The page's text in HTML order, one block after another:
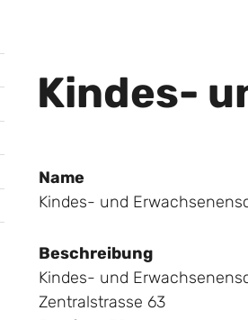
Kindes-
Name
Kindes- und
Beschreibung
Kindes- und
Zentralstrasse 63